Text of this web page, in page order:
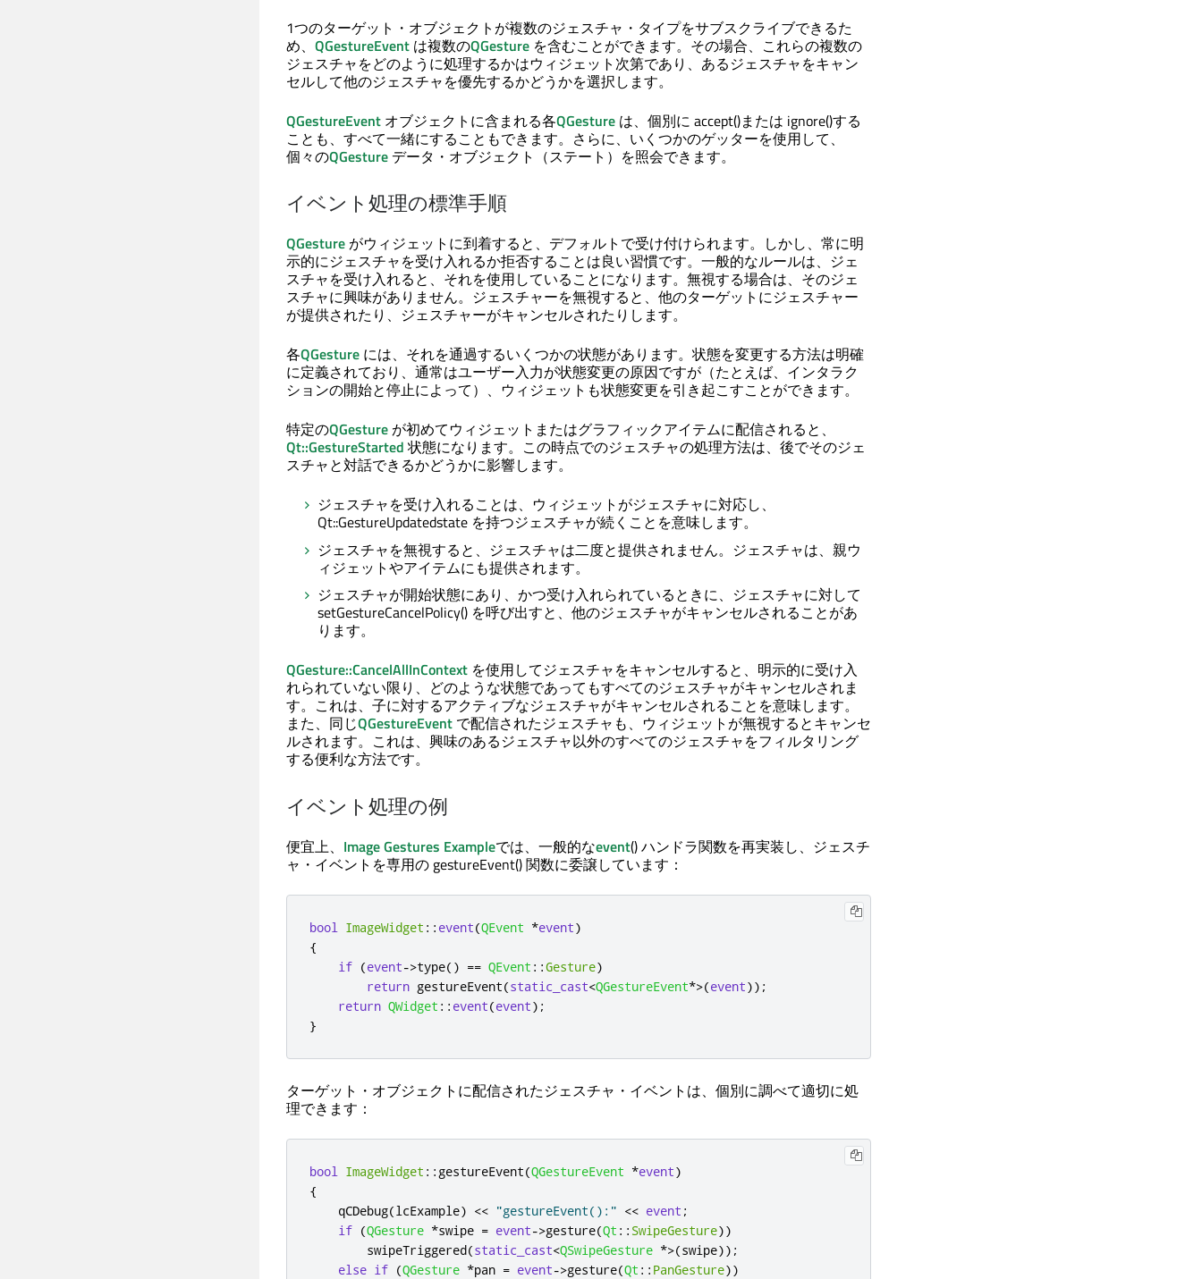
1つのターゲット・オブジェクトが複数のジェスチャ・タイプをサブスクライブできるた
め、 QGestureEvent は複数のQGesture を含むことができます。その場合、これらの複数の
ジェスチャをどのように処理するかはウィジェット次第であり、あるジェスチャをキャン
セルして他のジェスチャを優先するかどうかを選択します。
QGestureEvent オブジェクトに含まれる各QGesture は、個別に accept()または ignore()する
ことも、すべて一緒にすることもできます。さらに、いくつかのゲッターを使用して、
個々のQGesture データ・オブジェクト（ステート）を照会できます。
イベント処理の標準手順
QGestureがウィジェットに到着すると、デフォルトで受け付けられます。しかし、常に明
示的にジェスチャを受け入れるか拒否することは良い習慣です。一般的なルールは、ジェ
スチャを受け入れると、それを使用していることになります。無視する場合は、そのジェ
スチャに興味がありません。ジェスチャーを無視すると、他のターゲットにジェスチャー
が提供されたり、ジェスチャーがキャンセルされたりします。
各QGesture には、それを通過するいくつかの状態があります。状態を変更する方法は明確
に定義されており、通常はユーザー入力が状態変更の原因ですが（たとえば、インタラク
ションの開始と停止によって）、ウィジェットも状態変更を引き起こすことができます。
特定のQGestureが初めてウィジェットまたはグラフィックアイテムに配信されると、
Qt::GestureStarted 状態になります。この時点でのジェスチャの処理方法は、後でそのジェ
スチャと対話できるかどうかに影響します。
ジェスチャを受け入れることは、ウィジェットがジェスチャに対応し、
Qt::GestureUpdatedstate を持つジェスチャが続くことを意味します。
ジェスチャを無視すると、ジェスチャは二度と提供されません。ジェスチャは、親ウ
ィジェットやアイテムにも提供されます。
ジェスチャが開始状態にあり、かつ受け入れられているときに、ジェスチャに対して
setGestureCancelPolicy() を呼び出すと、他のジェスチャがキャンセルされることがあ
ります。
QGesture::CancelAllInContext を使用してジェスチャをキャンセルすると、明示的に受け入
れられていない限り、どのような状態であってもすべてのジェスチャがキャンセルされま
す。これは、子に対するアクティブなジェスチャがキャンセルされることを意味します。
また、同じQGestureEvent で配信されたジェスチャも、ウィジェットが無視するとキャンセ
ルされます。これは、興味のあるジェスチャ以外のすべてのジェスチャをフィルタリング
する便利な方法です。
イベント処理の例
便宜上、 Image Gestures Exampleでは、一般的なevent() ハンドラ関数を再実装し、ジェスチ
ャ・イベントを専用の gestureEvent() 関数に委譲しています：
bool ImageWidget :: event(QEvent *event)
{
if (event->type() == QEvent ::Gesture)
return gestureEvent(static_cast<QGestureEvent*>(event));
return QWidget :: event(event);
}
ターゲット・オブジェクトに配信されたジェスチャ・イベントは、個別に調べて適切に処
理できます：
bool ImageWidget :: gestureEvent(QGestureEvent *event)
{
    qCDebug
(lcExample) << "gestureEvent():" << event ;
if (QGesture *swipe = event->gesture(Qt :: SwipeGesture))
        swipeTriggered
(static_cast<QSwipeGesture *>(swipe));
else if (QGesture *pan = event->gesture(Qt :: PanGesture))